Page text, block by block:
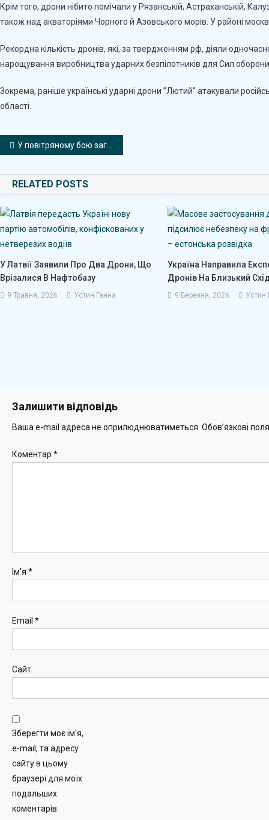
Крім того, дрони нібито помічали у Рязанській, Астраханській,
також над акваторіями Чорного й Азовського морів. У районі
Рекордна кількість дронів, які, за твердженням рф, діяли
нарощування виробництва ударних безпілотників для Сил
Зокрема, раніше українські ударні дрони ”Лютий” атакували
області.
Навігація
записів
У повітряному бою загинув полковник Олександр Довгач
RELATED POSTS
У Латвії Заявили Про Два Дрони, Що
Врізалися В Нафтобазу
9 Травня, 2026 Устин Ганна
Україна Направила
Дронів На Близький
9 Березня, 2026 Устин
Залишити відповідь
Ваша e-mail адреса не оприлюднюватиметься. Обов’язкові
Коментар *
Ім'я *
Email *
Сайт
Зберегти моє ім'я,
e-mail, та адресу
сайту в цьому
браузері для моїх
подальших
коментарів.